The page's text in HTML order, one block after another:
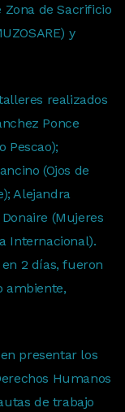
Zona de Sacrificio
y
realizados
Ponce
Pescao);
(Ojos de
Alejandra
(Mujeres
Internacional).
2 días, fueron
ambiente,
presentar los
Humanos
de trabajo